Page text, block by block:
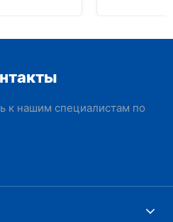
к нашим специалистам по